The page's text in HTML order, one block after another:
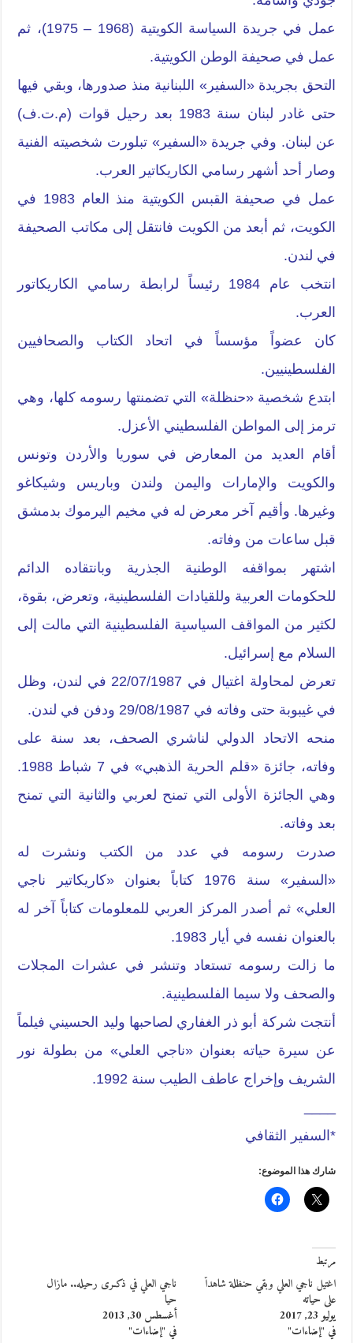
عمل في جريدة السياسة الكويتية (1968 – 1975)، ثم
عمل في صحيفة الوطن الكويتية.
التحق بجريدة «السفير» اللبنانية منذ صدورها، وبقي فيها
حتى غادر لبنان سنة 1983 بعد رحيل قوات (م.ت.ف)
عن لبنان. وفي جريدة «السفير» تبلورت شخصيته الفنية
وصار أحد أشهر رسامي الكاريكاتير العرب.
عمل في صحيفة القبس الكويتية منذ العام 1983 في
الكويت، ثم أبعد من الكويت فانتقل إلى مكاتب الصحيفة
في لندن.
انتخب عام 1984 رئيساً لرابطة رسامي الكاريكاتور
العرب.
كان عضواً مؤسساً في اتحاد الكتاب والصحافيين
الفلسطينيين.
ابتدع شخصية «حنظلة» التي تضمنتها رسومه كلها، وهي
ترمز إلى المواطن الفلسطيني الأعزل.
أقام العديد من المعارض في سوريا والأردن وتونس
والكويت والإمارات واليمن ولندن وباريس وشيكاغو
وغيرها. وأقيم آخر معرض له في مخيم اليرموك بدمشق
قبل ساعات من وفاته.
اشتهر بمواقفه الوطنية الجذرية وبانتقاده الدائم
للحكومات العربية وللقيادات الفلسطينية، وتعرض، بقوة،
لكثير من المواقف السياسية الفلسطينية التي مالت إلى
السلام مع إسرائيل.
تعرض لمحاولة اغتيال في 22/07/1987 في لندن، وظل
في غيبوبة حتى وفاته في 29/08/1987 ودفن في لندن.
منحه الاتحاد الدولي لناشري الصحف، بعد سنة على
وفاته، جائزة «قلم الحرية الذهبي» في 7 شباط 1988.
وهي الجائزة الأولى التي تمنح لعربي والثانية التي تمنح
بعد وفاته.
صدرت رسومه في عدد من الكتب ونشرت له
«السفير» سنة 1976 كتاباً بعنوان «كاريكاتير ناجي
العلي» ثم أصدر المركز العربي للمعلومات كتاباً آخر له
بالعنوان نفسه في أيار 1983.
ما زالت رسومه تستعاد وتنشر في عشرات المجلات
والصحف ولا سيما الفلسطينية.
أنتجت شركة أبو ذر الغفاري لصاحبها وليد الحسيني فيلماً
عن سيرة حياته بعنوان «ناجي العلي» من بطولة نور
الشريف وإخراج عاطف الطيب سنة 1992.
*السفير الثقافي
شارك هذا الموضوع:
مرتبط
اغتيل ناجي العلي وبقي حنظلة شاهداً
على حياته
يوليو 23, 2017
في "إضاءات"
ناجي العلي في ذكـرى رحيله.. مازال
حيا
أغسطس 30, 2013
في "إضاءات"